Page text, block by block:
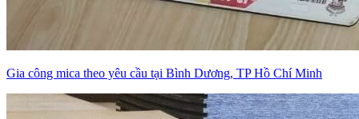
Gia công mica theo yêu cầu tại Bình Dương, TP Hồ Chí Minh